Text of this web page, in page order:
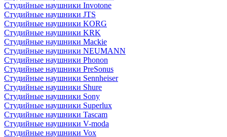
Студийные наушники Invotone
Студийные наушники JTS
Студийные наушники KORG
Студийные наушники KRK
Студийные наушники Mackie
Студийные наушники NEUMANN
Студийные наушники Phonon
Студийные наушники PreSonus
Студийные наушники Sennheiser
Студийные наушники Shure
Студийные наушники Sony
Студийные наушники Superlux
Студийные наушники Tascam
Студийные наушники V-moda
Студийные наушники Vox